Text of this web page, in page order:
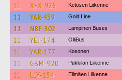
11 XFX-926 Ketosen Liikenne
11 YAR-439 Gold Line
11 NBF-302 Lampinen Buses
11 YEJ-174 OlliBus
11 YAR-177 Kosonen
11 GBM-920 Pukkilan Liikenne
11 LLY-154 Elimäen Liikenne